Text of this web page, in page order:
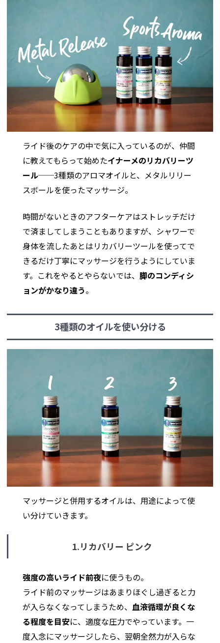
ライド後のケアの中で気に入っているのが、仲間
に教えてもらって始めたイナーメのリカバリーツ
ール──3種類のアロマオイルと、メタルリリー
スボールを使ったマッサージ。
時間がないときのアフターケアはストレッチだけ
で済ましてしまうこともありますが、シャワーで
身体を流したあとはリカバリーツールを使ってで
きるだけ丁寧にマッサージを行うようにしていま
す。これをやるとやらないでは、 脚のコンディシ
ョンがかなり違う。
3種類のオイルを使い分ける
マッサージと併用するオイルは、用途によって使
い分けていきます。
1.リカバリー ピンク
強度の高いライド前夜に使うもの。
ライド前のマッサージはあまりほぐし過ぎると力
が入らなくなってしまうため、血液循環が良くな
る程度を目安に、適度な圧力でやっています。一
度入念にマッサージしたら、翌朝全然力が入らな